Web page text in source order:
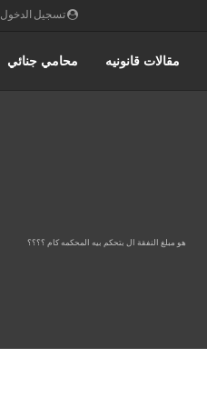
تسجيل الدخول
مقالات قانونيه محامي جنائي
هو مبلغ النفقة ال بتحكم بيه المحكمه كام ؟؟؟؟